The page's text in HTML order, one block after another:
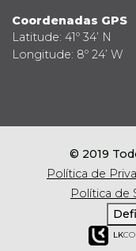
Coordenadas GPS
Latitude: 41º 34’ N
Longitude: 8º 24’ W
© 2019
Política de
Política de
LK